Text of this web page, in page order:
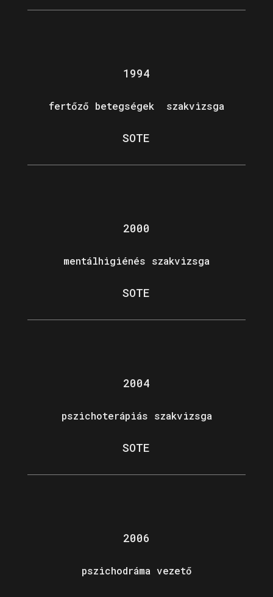
1994
fertőző betegségek szakvizsga
SOTE
2000
mentálhigiénés szakvizsga
SOTE
2004
pszichoterápiás szakvizsga
SOTE
2006
pszichodráma vezető